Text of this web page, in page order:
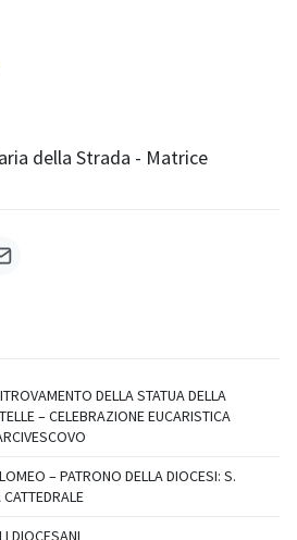
della Strada - Matrice
DELLA STATUA DELLA
– CELEBRAZIONE EUCARISTICA
– PATRONO DELLA DIOCESI: S.
DIOCESANI